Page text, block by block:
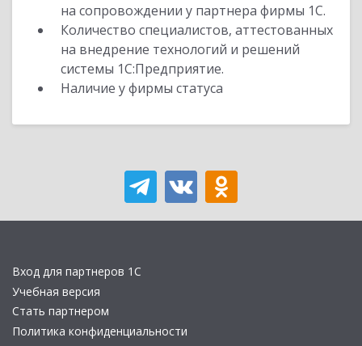
на сопровождении у партнера фирмы 1С.
Количество специалистов, аттестованных
на внедрение технологий и решений
системы 1С:Предприятие.
Наличие у фирмы статуса
Вход для партнеров 1С
Учебная версия
Стать партнером
Политика конфиденциальности